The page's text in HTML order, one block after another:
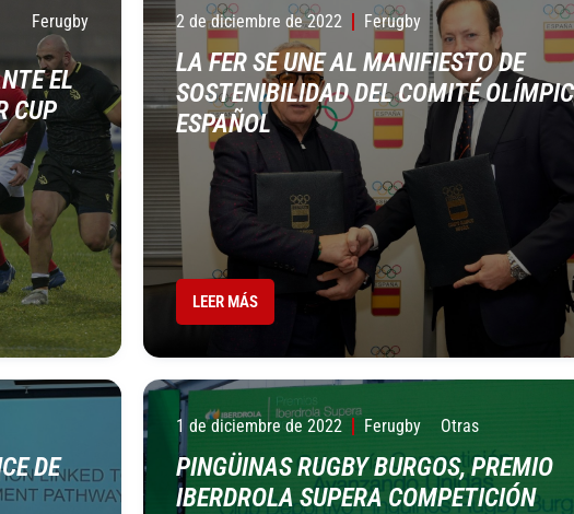
Ferugby
EL
CUP
2 de diciembre de 2022 Ferugby
LA FER SE UNE AL MANIFIESTO DE
SOSTENIBILIDAD DEL COMITÉ
ESPAÑOL
LEER MÁS
DE
1 de diciembre de 2022 Ferugby Otras
PINGÜINAS RUGBY BURGOS, PREMIO
IBERDROLA SUPERA COMPETICIÓN